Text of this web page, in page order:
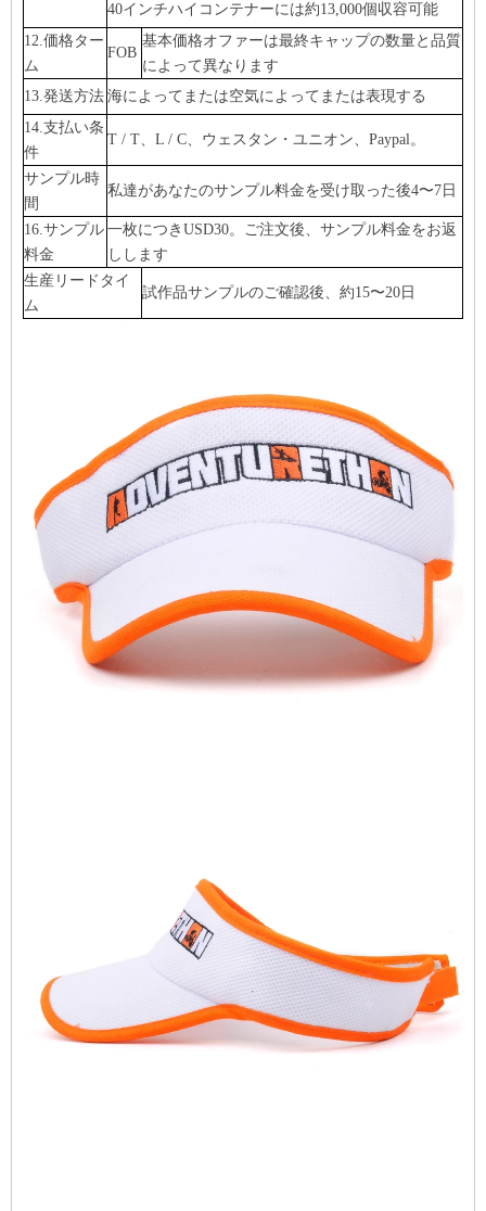
40インチハイコンテナーには約13,000個収容可能
12.価格ター
ム
FOB
基本価格オファーは最終キャップの数量と品質
によって異なります
13.発送方法 海によってまたは空気によってまたは表現する
14.支払い条
件
T / T、L / C、ウェスタン・ユニオン、Paypal。
サンプル時
間
私達があなたのサンプル料金を受け取った後4〜7日
16.サンプル
料金
一枚につきUSD30。ご注文後、サンプル料金をお返
しします
生産リードタイ
ム
試作品サンプルのご確認後、約15〜20日